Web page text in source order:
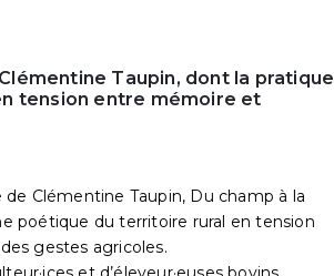
Taupin, dont la pratique
tension entre mémoire et
de Clémentine Taupin, Du champ à la
poétique du territoire rural en tension
gestes agricoles.